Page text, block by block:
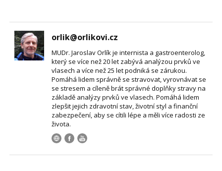
orlik@orlikovi.cz
MUDr. Jaroslav Orlík je internista a gastroenterolog,
který se více než 20 let zabývá analýzou prvků ve
vlasech a více než 25 let podniká se zárukou.
Pomáhá lidem správně se stravovat, vyrovnávat se
se stresem a cíleně brát správné doplňky stravy na
základě analýzy prvků ve vlasech. Pomáhá lidem
zlepšit jejich zdravotní stav, životní styl a finanční
zabezpečení, aby se cítili lépe a měli více radosti ze
života.